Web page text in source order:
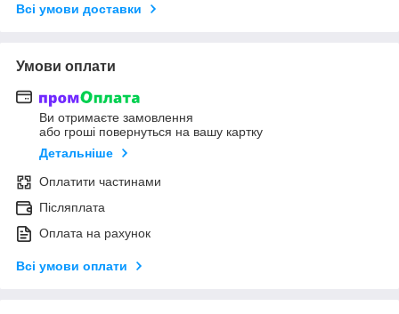
Всі умови доставки
Умови оплати
Ви отримаєте замовлення
або гроші повернуться на вашу картку
Детальніше
Оплатити частинами
Післяплата
Оплата на рахунок
Всі умови оплати